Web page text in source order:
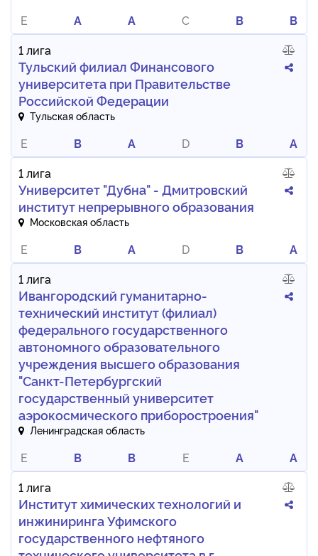
E A A C B
B
1 лига
Тульский филиал Финансового
университета при Правительстве
Российской Федерации
Тульская область
E B A D B
A
1 лига
Университет "Дубна" - Дмитровский
институт непрерывного образования
Московская область
E B A D B
A
1 лига
Ивангородский гуманитарно-
технический институт (филиал)
федерального государственного
автономного образовательного
учреждения высшего образования
"Санкт-Петербургский
государственный университет
аэрокосмического приборостроения"
Ленинградская область
E B B E A
A
1 лига
Институт химических технологий и
инжиниринга Уфимского
государственного нефтяного